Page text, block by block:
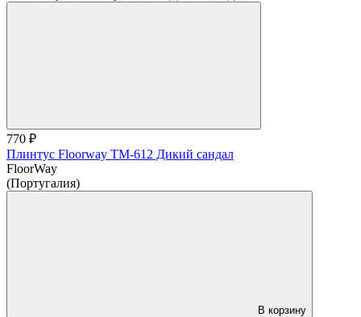
770 ₽
Плинтус Floorway ТМ-612 Дикий сандал
FloorWay
(Португалия)
В корзину